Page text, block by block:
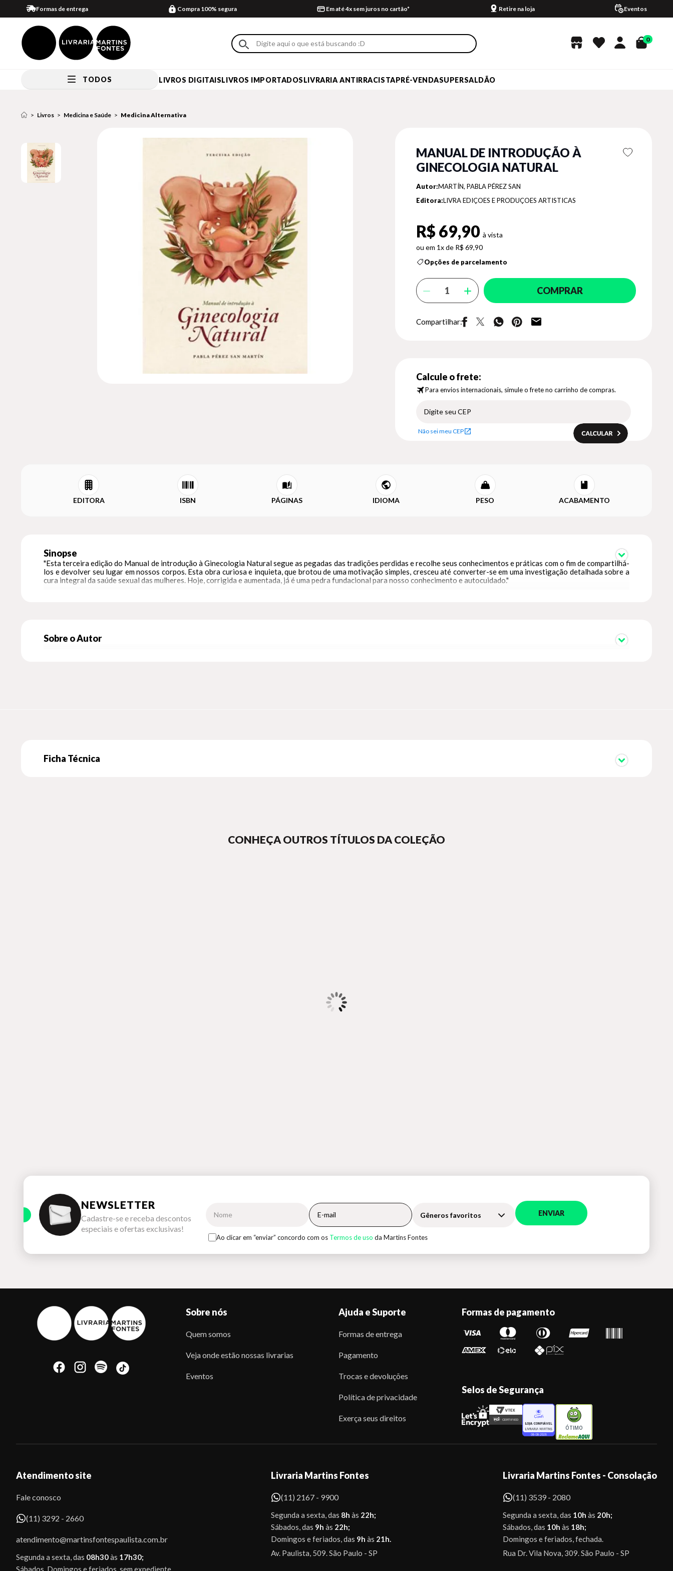
Formas de entrega Compra 100% segura Em até 4x sem juros no cartão* Retire na loja Eventos
0
TODOS LIVROS DIGITAISLIVROS IMPORTADOSLIVRARIA ANTIRRACISTAPRÉ-VENDASUPERSALDÃO
Livros Medicina e Saúde Medicina Alternativa
MANUAL DE INTRODUÇÃO À
GINECOLOGIA NATURAL
Autor:MARTÍN, PABLA PÉREZ SAN
Editora:LIVRA EDIÇOES E PRODUÇOES ARTISTICAS
R$ 69,90
1x de R$ 69,90
Opções de parcelamento
COMPRAR
Compartilhar:
Calcule o frete:
Para envios internacionais, simule o frete no carrinho de compras.
Não sei meu CEP
EDITORA ISBN PÁGINAS IDIOMA PESO ACABAMENTO
Sinopse
"Esta terceira edição do Manual de introdução à Ginecologia Natural segue as pegadas das tradições perdidas e recolhe seus conhecimentos e práticas com o fim de compartilhá-
los e devolver seu lugar em nossos corpos. Esta obra curiosa e inquieta, que brotou de uma motivação simples, cresceu até converter-se em uma investigação detalhada sobre a
cura integral da saúde sexual das mulheres. Hoje, corrigida e aumentada, já é uma pedra fundacional para nosso conhecimento e autocuidado."
Sobre o Autor
Ficha Técnica
CONHEÇA OUTROS TÍTULOS DA COLEÇÃO
NEWSLETTER
Cadastre-se e receba descontos
especiais e ofertas exclusivas!
Gêneros favoritos ENVIAR
Ao clicar em “enviar” concordo com os Termos de uso da Martins Fontes
Sobre nós
Quem somos
Veja onde estão nossas livrarias
Eventos
Ajuda e Suporte
Formas de entrega
Pagamento
Trocas e devoluções
Política de privacidade
Exerça seus direitos
Formas de pagamento
Selos de Segurança
ÓTIMO
Atendimento site
Fale conosco
(11) 3292 - 2660
atendimento@martinsfontespaulista.com.br
Segunda a sexta, das 08h30às 17h30;
Sábados, Domingos e feriados, sem expediente.
Livraria Martins Fontes
(11) 2167 - 9900
Segunda a sexta, das 8h às 22h;
Sábados, das 9h às 22h;
Domingos e feriados, das 9h às 21h.
Av. Paulista, 509. São Paulo - SP
Livraria Martins Fontes - Consolação
(11) 3539 - 2080
Segunda a sexta, das 10h às 20h;
Sábados, das 10h às 18h;
Domingos e feriados, fechada.
Rua Dr. Vila Nova, 309. São Paulo - SP